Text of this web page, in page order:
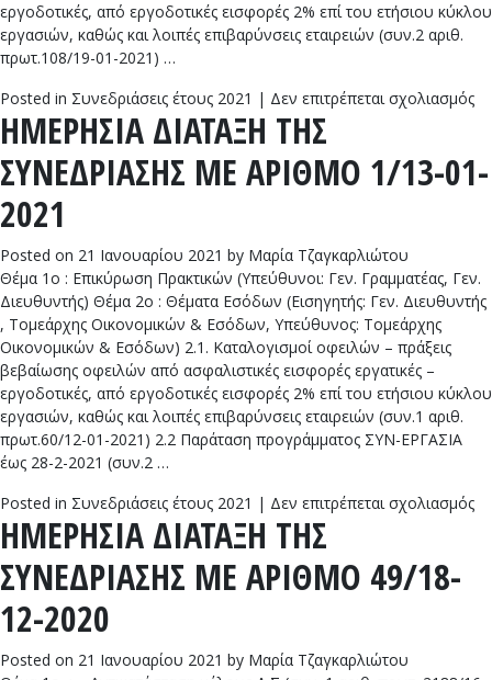
εργοδοτικές, από εργοδοτικές εισφορές 2% επί του ετήσιου κύκλου
εργασιών, καθώς και λοιπές επιβαρύνσεις εταιρειών (συν.2 αριθ.
πρωτ.108/19-01-2021) …
Posted in Συνεδριάσεις έτους 2021 | Δεν επιτρέπεται σχολιασμός
ΗΜΕΡΗΣΙΑ ΔΙΑΤΑΞΗ ΤΗΣ
ΣΥΝΕΔΡΙΑΣΗΣ ΜΕ ΑΡΙΘΜΟ 1/13-01-
2021
Posted on 21 Ιανουαρίου 2021 by Μαρία Τζαγκαρλιώτου
Θέμα 1ο : Επικύρωση Πρακτικών (Υπεύθυνοι: Γεν. Γραμματέας, Γεν.
Διευθυντής) Θέμα 2ο : Θέματα Εσόδων (Εισηγητής: Γεν. Διευθυντής
, Τομεάρχης Οικονομικών & Εσόδων, Υπεύθυνος: Τομεάρχης
Οικονομικών & Εσόδων) 2.1. Καταλογισμοί οφειλών – πράξεις
βεβαίωσης οφειλών από ασφαλιστικές εισφορές εργατικές –
εργοδοτικές, από εργοδοτικές εισφορές 2% επί του ετήσιου κύκλου
εργασιών, καθώς και λοιπές επιβαρύνσεις εταιρειών (συν.1 αριθ.
πρωτ.60/12-01-2021) 2.2 Παράταση προγράμματος ΣΥΝ-ΕΡΓΑΣΙΑ
έως 28-2-2021 (συν.2 …
Posted in Συνεδριάσεις έτους 2021 | Δεν επιτρέπεται σχολιασμός
ΗΜΕΡΗΣΙΑ ΔΙΑΤΑΞΗ ΤΗΣ
ΣΥΝΕΔΡΙΑΣΗΣ ΜΕ ΑΡΙΘΜΟ 49/18-
12-2020
Posted on 21 Ιανουαρίου 2021 by Μαρία Τζαγκαρλιώτου